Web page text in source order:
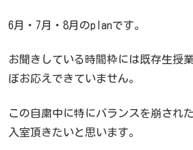
6月・7月・8月のplanです。
お聞きしている時間枠には既存生授
ぼお応えできていません。
この自粛中に特にバランスを崩され
入室頂きたいと思います。